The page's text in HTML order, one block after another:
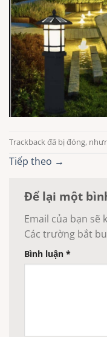
Trackback đã bị đóng,
Tiếp theo →
Để lại một
Email của bạn sẽ
Các trường bắt
Bình luận *